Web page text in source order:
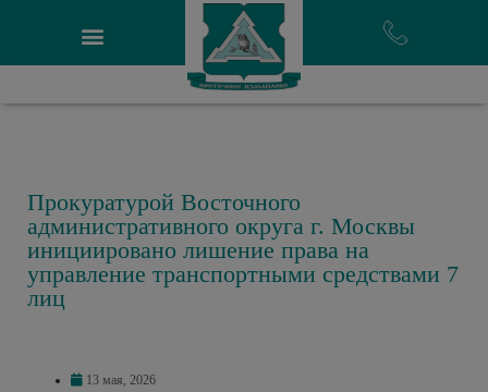
Прокуратурой Восточного
административного округа г. Москвы
инициировано лишение права на
управление транспортными средствами 7
лиц
13 мая, 2026